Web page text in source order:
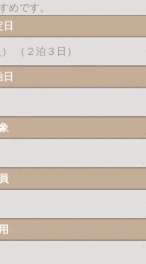
めです。
（２泊３日）